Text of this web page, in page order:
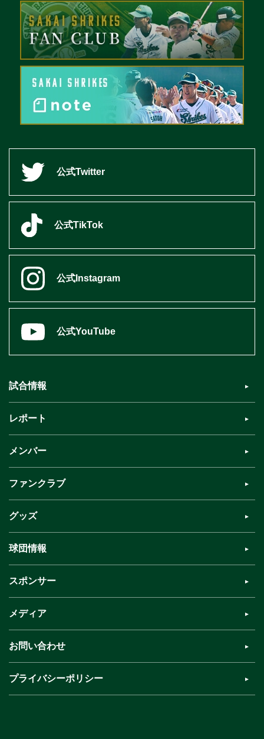
公式Twitter
公式TikTok
公式Instagram
公式YouTube
試合情報
レポート
メンバー
ファンクラブ
グッズ
球団情報
スポンサー
メディア
お問い合わせ
プライバシーポリシー